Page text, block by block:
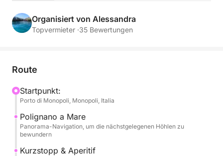
Wir fahren zügig entlang der imposanten Klippen
von Polignano a Mare und genießen die
optimal, um die Fahrt und ein kurzes, aber
genießen.
An Bord ist Spaß garantiert: Dank der Stereoanlage
können Sie Ihre Lieblingsmusik hören und ein SUP-
Board und aufblasbare Wasserspielzeuge für
Wasserspaß nutzen.
Organisiert von Alessandra
Topvermieter ·35 Bewertungen
Route
Startpunkt:
Porto di Monopoli, Monopoli, Italia
Polignano a Mare
Panorama-Navigation, um die nächstgelegenen Höhlen zu
bewundern
Kurzstopp & Aperitif